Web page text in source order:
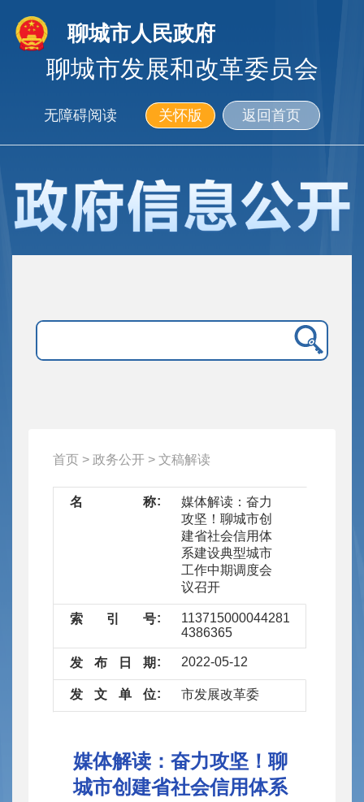
聊城市人民政府
聊城市发展和改革委员会
无障碍阅读 关怀版 返回首页
首页 > 政务公开 > 文稿解读
名 称
媒体解读：奋力
攻坚！聊城市创
建省社会信用体
系建设典型城市
工作中期调度会
议召开
索 引 号
11371500004428194T/2022-
4386365
发 布 日 期 2022-05-12
发 文 单 位 市发展改革委
媒体解读：奋力攻坚！聊
城市创建省社会信用体系